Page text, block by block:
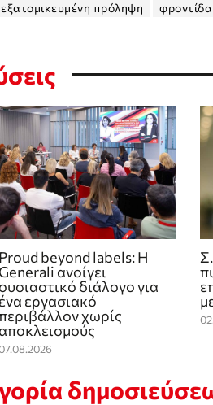
εξατομικευμένη πρόληψη
Proud beyond labels: Η
Generali ανοίγει
ουσιαστικό διάλογο για
ένα εργασιακό
χωρίς
αποκλεισμούς